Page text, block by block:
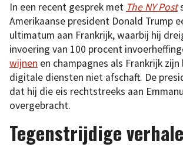
In een recent gesprek met The NY Post
Amerikaanse president Donald Trump
ultimatum aan Frankrijk, waarbij hij
invoering van 100 procent
wijnen en champagnes als Frankrijk
digitale diensten niet afschaft. De
dat hij die eis rechtstreeks aan
overgebracht.
Tegenstrijdige